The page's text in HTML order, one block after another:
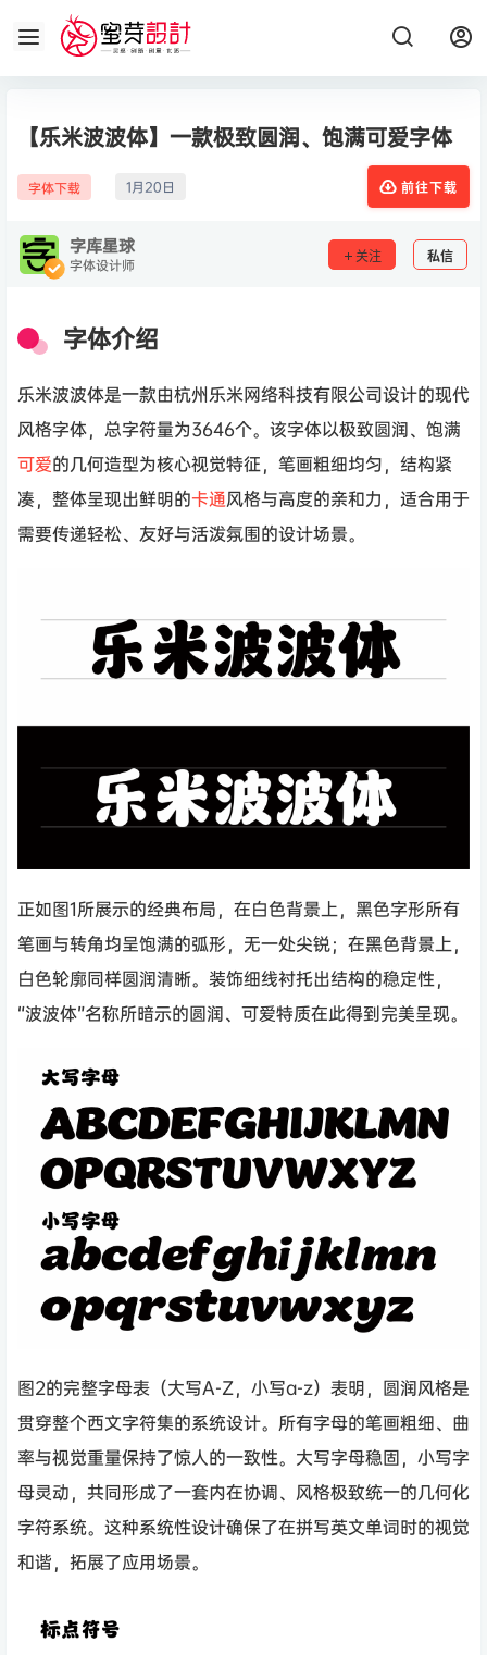
【乐米波波体】一款极致圆润、饱满可爱字体
字体下载 1月20日 前往下载
字库星球
字体设计师 关注 私信
字体介绍
乐米波波体​是一款由杭州乐米网络科技有限公司设计的现代
风格字体，总字符量为3646个。该字体以极致圆润、饱满
可爱的几何造型为核心视觉特征，笔画粗细均匀，结构紧
凑，整体呈现出鲜明的卡通风格与高度的亲和力，适合用于
需要传递轻松、友好与活泼氛围的设计场景。
正如图1所展示的经典布局，在白色背景上，黑色字形所有
笔画与转角均呈饱满的弧形，无一处尖锐；在黑色背景上，
白色轮廓同样圆润清晰。装饰细线衬托出结构的稳定性，
“波波体”名称所暗示的圆润、可爱特质在此得到完美呈现。
图2的完整字母表（大写A-Z，小写a-z）表明，圆润风格是
贯穿整个西文字符集的系统设计。所有字母的笔画粗细、曲
率与视觉重量保持了惊人的一致性。大写字母稳固，小写字
母灵动，共同形成了一套内在协调、风格极致统一的几何化
字符系统。这种系统性设计确保了在拼写英文单词时的视觉
和谐，拓展了应用场景。